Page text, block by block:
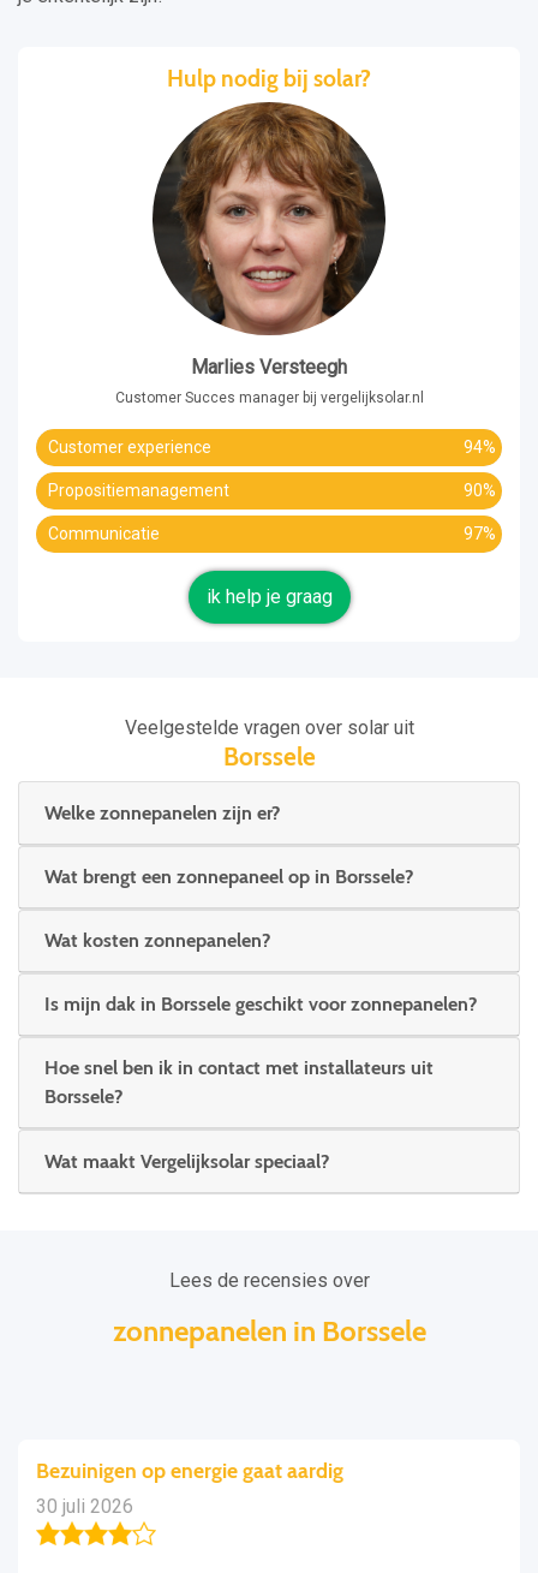
Hulp nodig bij solar?
Marlies Versteegh
Customer Succes manager bij vergelijksolar.nl
Customer experience 94%
Propositiemanagement 90%
Communicatie 97%
ik help je graag
Veelgestelde vragen over solar uit
Borssele
Welke zonnepanelen zijn er?
Wat brengt een zonnepaneel op in Borssele?
Wat kosten zonnepanelen?
Is mijn dak in Borssele geschikt voor zonnepanelen?
Hoe snel ben ik in contact met installateurs uit
Borssele?
Wat maakt Vergelijksolar speciaal?
Lees de recensies over
zonnepanelen in Borssele
Bezuinigen op energie gaat aardig
30 juli 2026